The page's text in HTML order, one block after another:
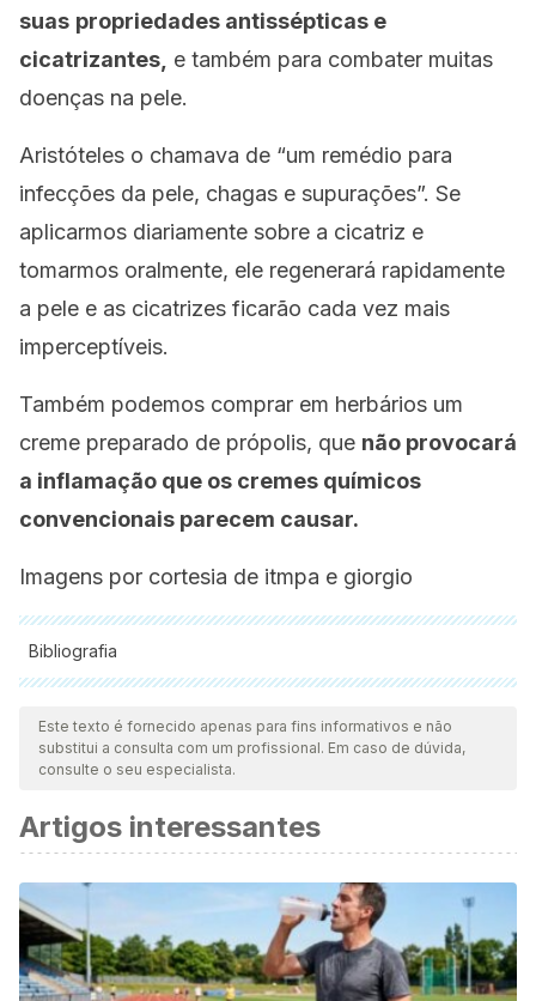
suas propriedades antissépticas e
cicatrizantes, e também para combater muitas
doenças na pele.
Aristóteles o chamava de “um remédio para
infecções da pele, chagas e supurações”. Se
aplicarmos diariamente sobre a cicatriz e
tomarmos oralmente, ele regenerará rapidamente
a pele e as cicatrizes ficarão cada vez mais
imperceptíveis.
Também podemos comprar em herbários um
creme preparado de própolis, que não provocará
a inflamação que os cremes químicos
convencionais parecem causar.
Imagens por cortesia de itmpa e giorgio
Bibliografia
Todas as fontes citadas foram minuciosamente revisadas por
nossa equipe para garantir sua qualidade, confiabilidade,
atualidade e validade. A bibliografia deste artigo foi
cientificamente.
Gaby, A. R. (2006). Natural remedies for scleroderma.
Alternative Medicine Review.
Tillhon, M., Guamán Ortiz, L. M., Lombardi, P., & Scovassi, A.
I. (2012). Berberine: New perspectives for old remedies.
Biochemical Pharmacology.
Este texto é fornecido apenas para fins informativos e não
substitui a consulta com um profissional. Em caso de dúvida,
consulte o seu especialista.
Artigos interessantes